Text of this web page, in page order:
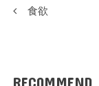
食欲
RECOMMEND